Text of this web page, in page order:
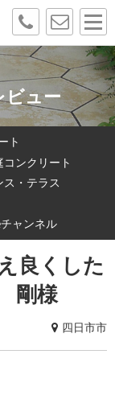
ビュー
ト
ンクリート
ス・テラス
チャンネル
良くした
剛様
四日市市